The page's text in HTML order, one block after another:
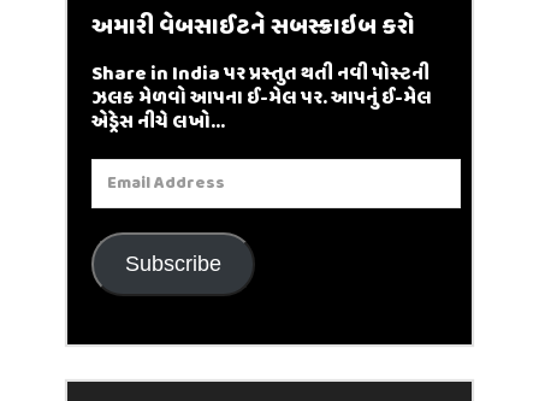
અમારી વેબસાઈટને સબસ્ક્રાઇબ કરો
Share in India પર પ્રસ્તુત થતી નવી પોસ્ટની
ઝલક મેળવો આપના ઈ-મેલ પર. આપનું ઈ-મેલ
એડ્રેસ નીચે લખો...
Email
Address
Subscribe